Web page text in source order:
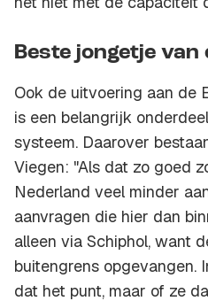
Beste jongetje van
Ook de uitvoering aan de
is een belangrijk
systeem. Daarover
Viegen: "Als dat zo goed
Nederland veel minder
aanvragen die hier dan
alleen via Schiphol, want
buitengrens opgevangen.
dat het punt, maar of ze